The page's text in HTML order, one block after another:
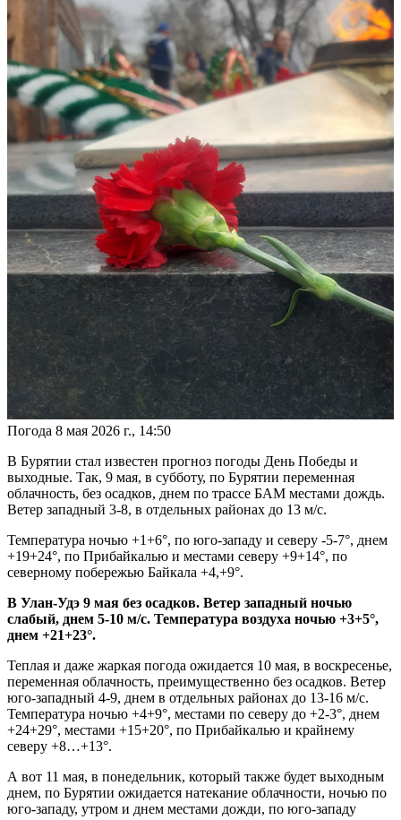
Погода 8 мая 2026 г., 14:50
В Бурятии стал известен прогноз погоды День Победы и
выходные. Так, 9 мая, в субботу, по Бурятии переменная
облачность, без осадков, днем по трассе БАМ местами дождь.
Ветер западный 3-8, в отдельных районах до 13 м/с.
Температура ночью +1+6°, по юго-западу и северу -5-7°, днем
+19+24°, по Прибайкалью и местами северу +9+14°, по
северному побережью Байкала +4,+9°.
В Улан-Удэ 9 мая без осадков. Ветер западный ночью
слабый, днем 5-10 м/с. Температура воздуха ночью +3+5°,
днем +21+23°.
Теплая и даже жаркая погода ожидается 10 мая, в воскресенье,
переменная облачность, преимущественно без осадков. Ветер
юго-западный 4-9, днем в отдельных районах до 13-16 м/с.
Температура ночью +4+9°, местами по северу до +2-3°, днем
+24+29°, местами +15+20°, по Прибайкалью и крайнему
северу +8…+13°.
А вот 11 мая, в понедельник, который также будет выходным
днем, по Бурятии ожидается натекание облачности, ночью по
юго-западу, утром и днем местами дожди, по юго-западу